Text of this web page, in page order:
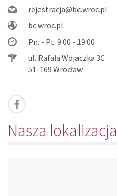
rejestracja@bc.wroc.pl
bc.wroc.pl
Pn. - Pt. 9:00 - 19:00
ul. Rafała Wojaczka 3C
51-169 Wrocław
Nasza lokalizacja